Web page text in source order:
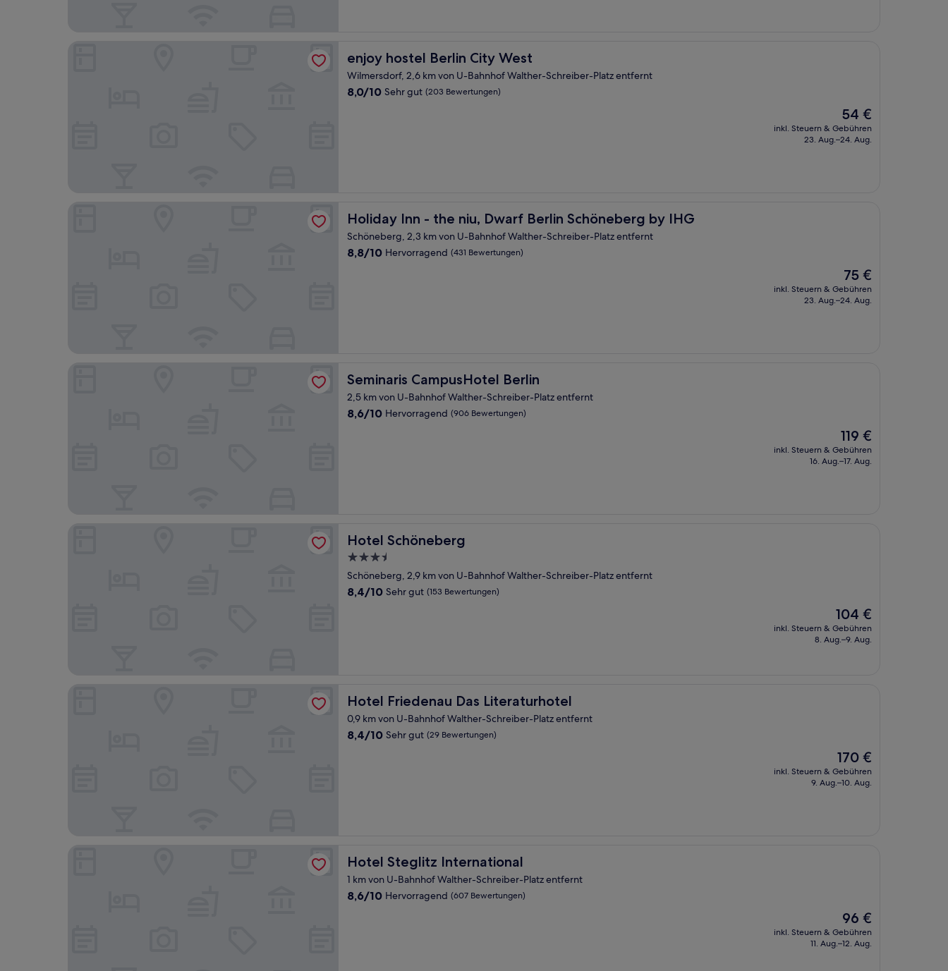
enjoy hostel Berlin City West
enjoy hostel Berlin City West
Wilmersdorf, 2,6 km von U-Bahnhof Walther-Schreiber-Platz entfernt
8.0
8,0/10 Sehr gut (203 Bewertungen)
Der
Preis
beträgt
54 €
inkl. Steuern & Gebühren
23. Aug.–24. Aug.
Holiday Inn - the niu, Dwarf Berlin Schöneberg by IHG
Holiday Inn - the niu, Dwarf Berlin Schöneberg by IHG
Schöneberg, 2,3 km von U-Bahnhof Walther-Schreiber-Platz entfernt
8.8
8,8/10 Hervorragend (431 Bewertungen)
Der
Preis
beträgt
75 €
inkl. Steuern & Gebühren
23. Aug.–24. Aug.
Holiday Inn - the niu, Dwarf Berlin Schöneberg by IHG
Seminaris CampusHotel Berlin
Seminaris CampusHotel Berlin
2,5 km von U-Bahnhof Walther-Schreiber-Platz entfernt
8.6
8,6/10 Hervorragend (906 Bewertungen)
Der
Preis
beträgt
119 €
inkl. Steuern & Gebühren
16. Aug.–17. Aug.
Hotel Schöneberg
Hotel Schöneberg
3.5-
Sterne-
Unterkunft
Schöneberg, 2,9 km von U-Bahnhof Walther-Schreiber-Platz entfernt
8.4
8,4/10 Sehr gut (153 Bewertungen)
Der
Preis
beträgt
104 €
inkl. Steuern & Gebühren
8. Aug.–9. Aug.
Hotel Friedenau Das Literaturhotel
Hotel Friedenau Das Literaturhotel
0,9 km von U-Bahnhof Walther-Schreiber-Platz entfernt
8.4
8,4/10 Sehr gut (29 Bewertungen)
Der
Preis
beträgt
170 €
inkl. Steuern & Gebühren
9. Aug.–10. Aug.
Hotel Steglitz International
Hotel Steglitz International
1 km von U-Bahnhof Walther-Schreiber-Platz entfernt
8.6
8,6/10 Hervorragend (607 Bewertungen)
Der
Preis
beträgt
96 €
inkl. Steuern & Gebühren
11. Aug.–12. Aug.